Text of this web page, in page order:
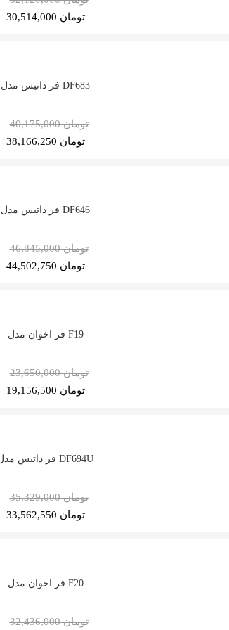
30,514,000 تومان
فر داتیس مدل DF683
40,175,000 تومان
38,166,250 تومان
فر داتیس مدل DF646
46,845,000 تومان
44,502,750 تومان
فر اخوان مدل F19
23,650,000 تومان
19,156,500 تومان
فر داتیس مدل DF694U
35,329,000 تومان
33,562,550 تومان
فر اخوان مدل F20
32,436,000 تومان